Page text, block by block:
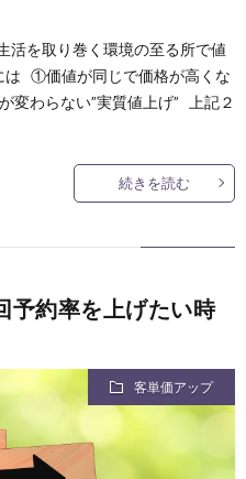
活を取り巻く環境の至る所で値
は ①価値が同じで価格が高くな
変わらない”実質値上げ” 上記２
続きを読む
予約率を上げたい時
客単価アップ